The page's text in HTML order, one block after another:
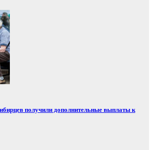
получили дополнительные выплаты к